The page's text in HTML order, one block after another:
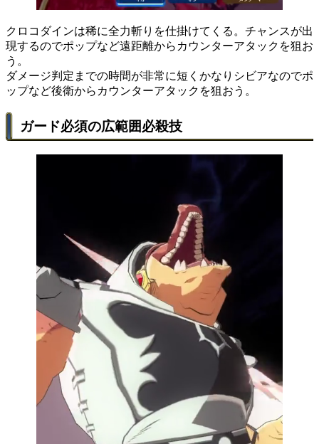
クロコダインは稀に全力斬りを仕掛けてくる。チャンスが出
現するのでポップなど遠距離からカウンターアタックを狙お
う。
ダメージ判定までの時間が非常に短くかなりシビアなのでポ
ップなど後衛からカウンターアタックを狙おう。
ガード必須の広範囲必殺技